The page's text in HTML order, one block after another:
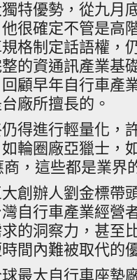
特優勢，從九月
很確定不管是高
格制定話語權，
的資通訊產業基
顧早年自行車產
廠所擅長的。
得進行輕量化，
輪圈廠亞獵士，
，這些都是業界
創辦人劉金標帶
自行車產業經營
的洞察力，甚至
間內難被取代的
最大自行車座墊